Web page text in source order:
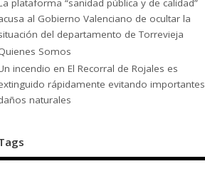
plataforma “sanidad pública y de calidad”
al Gobierno Valenciano de ocultar la
del departamento de Torrevieja
Somos
incendio en El Recorral de Rojales es
rápidamente evitando importantes
naturales